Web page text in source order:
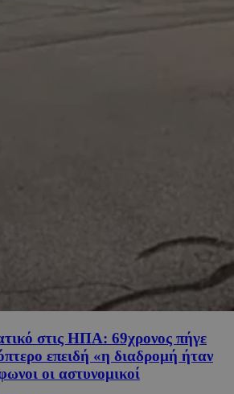
στις ΗΠΑ: 69χρονος πήγε
επειδή «η διαδρομή ήταν
οι αστυνομικοί